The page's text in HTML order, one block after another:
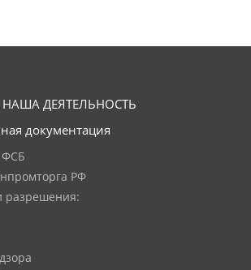
НАША ДЕЯТЕЛЬНОСТЬ
документация
ФСБ
РФ
разрешения: